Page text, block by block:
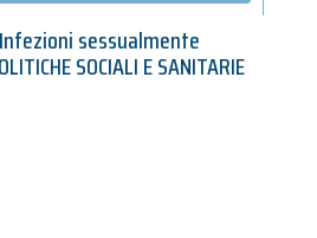
Infezioni sessualmente
SOCIALI E SANITARIE